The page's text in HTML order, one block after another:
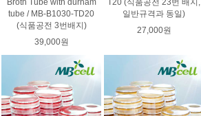
Broth Tube with durham
tube / MB-B1030-TD20
(식품공전 3번배지)
39,000원
T20 (식품공전 23번 배지,
일반규격과 동일)
27,000원